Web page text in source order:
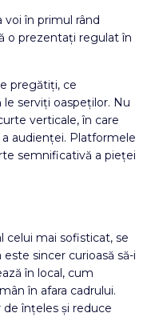
voi în primul rând
o prezentați regulat în
pregătiți, ce
serviți oaspeților. Nu
verticale, în care
audienței. Platformele
semnificativă a pieței
celui mai sofisticat, se
sincer curioasă să-i
în local, cum
în afara cadrului.
înțeles și reduce